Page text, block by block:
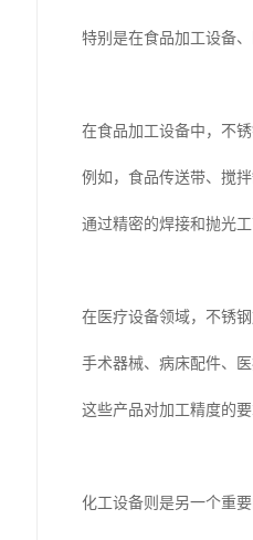
特别是在食品加工设备
在食品加工设备中，不
例如，食品传送带、搅
通过精密的焊接和抛光
在医疗设备领域，不锈
手术器械、病床配件、
这些产品对加工精度的
化工设备则是另一个重